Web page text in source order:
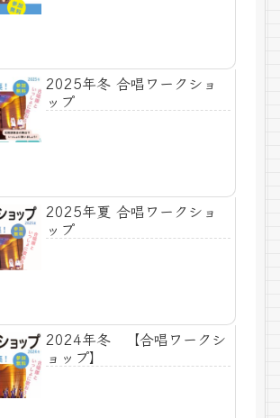
2025年冬 合唱ワークショ
ップ
2025年夏 合唱ワークショ
ップ
2024年冬 【合唱ワークシ
ョップ】